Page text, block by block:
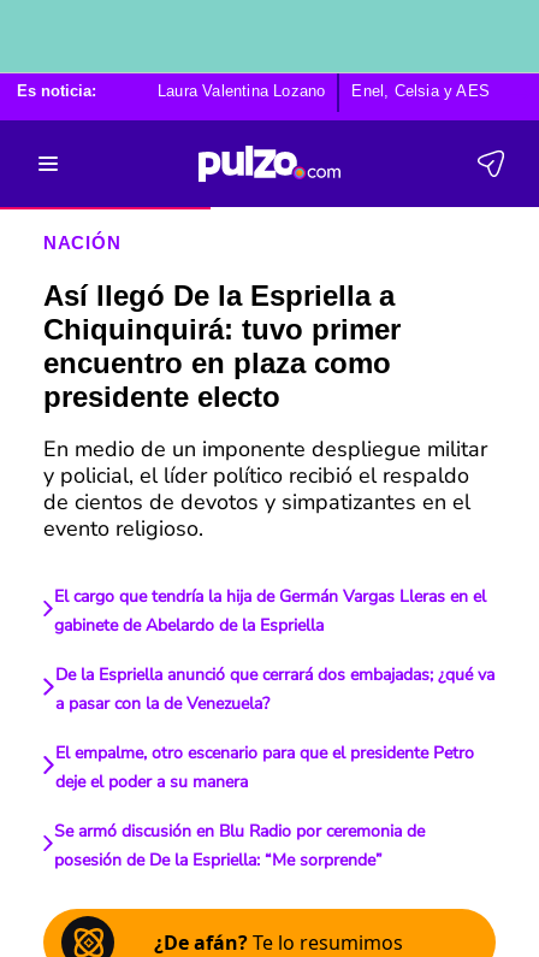
Es noticia: Laura Valentina Lozano Enel, Celsia y AES
NACIÓN
Así llegó De la Espriella a
Chiquinquirá: tuvo primer
encuentro en plaza como
presidente electo
En medio de un imponente despliegue militar
y policial, el líder político recibió el respaldo
de cientos de devotos y simpatizantes en el
evento religioso.
El cargo que tendría la hija de Germán Vargas Lleras en el
gabinete de Abelardo de la Espriella
De la Espriella anunció que cerrará dos embajadas; ¿qué va
a pasar con la de Venezuela?
El empalme, otro escenario para que el presidente Petro
deje el poder a su manera
Se armó discusión en Blu Radio por ceremonia de
posesión de De la Espriella: “Me sorprende”
¿De afán?Te lo resumimos